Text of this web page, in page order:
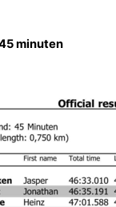
minuten